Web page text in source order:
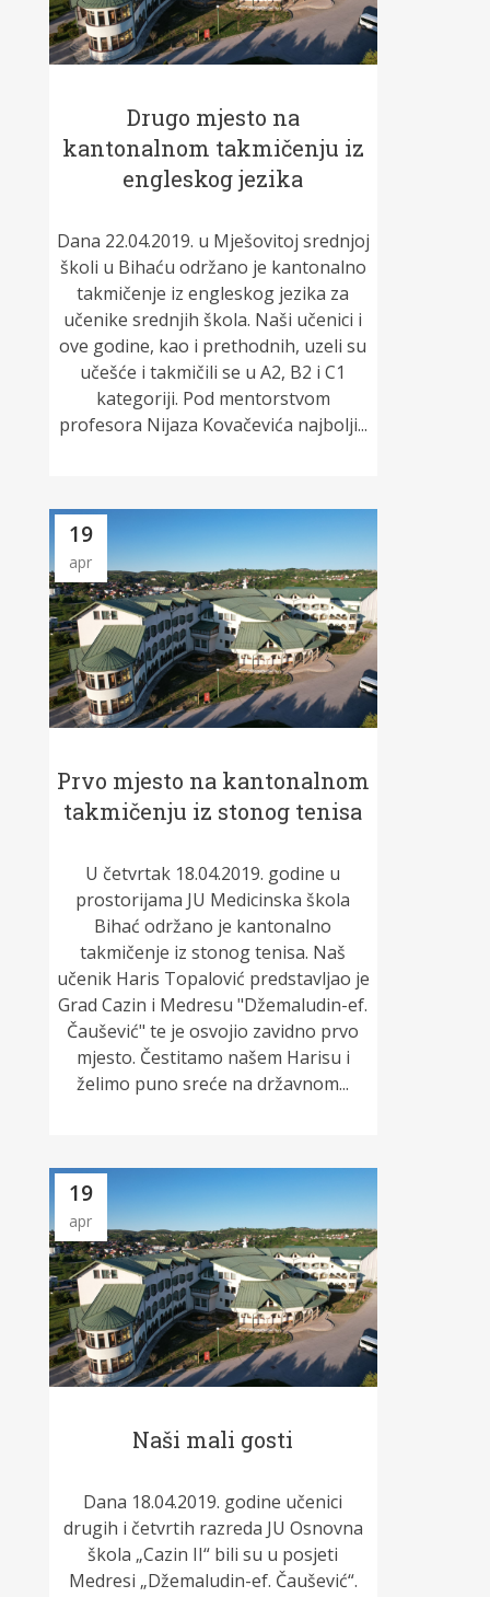
Drugo mjesto na
kantonalnom takmičenju iz
engleskog jezika
Dana 22.04.2019. u Mješovitoj srednjoj
školi u Bihaću održano je kantonalno
takmičenje iz engleskog jezika za
učenike srednjih škola. Naši učenici i
ove godine, kao i prethodnih, uzeli su
učešće i takmičili se u A2, B2 i C1
kategoriji. Pod mentorstvom
profesora Nijaza Kovačevića najbolji...
19
apr
Prvo mjesto na kantonalnom
takmičenju iz stonog tenisa
U četvrtak 18.04.2019. godine u
prostorijama JU Medicinska škola
Bihać održano je kantonalno
takmičenje iz stonog tenisa. Naš
učenik Haris Topalović predstavljao je
Grad Cazin i Medresu "Džemaludin-ef.
Čaušević" te je osvojio zavidno prvo
mjesto. Čestitamo našem Harisu i
želimo puno sreće na državnom...
19
apr
Naši mali gosti
Dana 18.04.2019. godine učenici
drugih i četvrtih razreda JU Osnovna
škola „Cazin II“ bili su u posjeti
Medresi „Džemaludin-ef. Čaušević“.